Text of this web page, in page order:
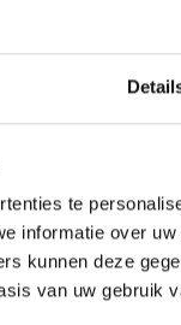
te
informatie over
kunnen deze
van uw gebruik
account
in je
of retourneer